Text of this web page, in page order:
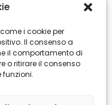
i cookie per
Il consenso a
il comportamento di
o ritirare il consenso
Fiat Panda 169 Tessuto Al Metro Originale – Cotone Accoppiato 2mm
23,90
€